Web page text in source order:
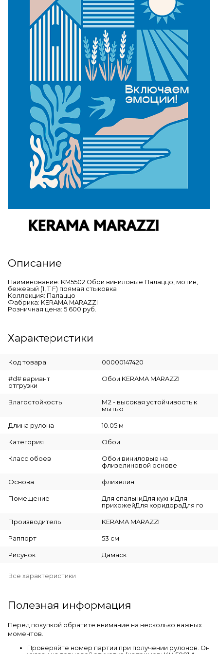
Описание
Наименование: KM5502 Обои виниловые Палаццо, мотив,
бежевый (1, Т F) прямая стыковка
Коллекция: Палаццо
Фабрика: KERAMA MARAZZI
Розничная цена: 5 600 руб.
Характеристики
Код товара 00000147420
#d# вариант
отгрузки
Обои KERAMA MARAZZI
Влагостойкость
М2 - высокая устойчивость к
мытью
Длина рулона 10.05 м
Категория Обои
Класс обоев
Обои виниловые на
флизелиновой основе
Основа флизелин
Помещение
Для спальниДля кухниДля
прихожейДля коридораДля го
Производитель KERAMA MARAZZI
Раппорт 53 см
Рисунок Дамаск
Все характеристики
Полезная информация
Перед покупкой обратите внимание на несколько важных
моментов.
Проверяйте номер партии при получении рулонов. Он